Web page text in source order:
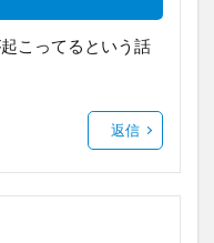
こってるという話
返信